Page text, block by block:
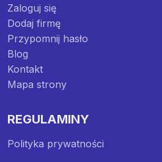
Zaloguj się
Dodaj firmę
Przypomnij hasło
Blog
Kontakt
Mapa strony
REGULAMINY
Polityka prywatności